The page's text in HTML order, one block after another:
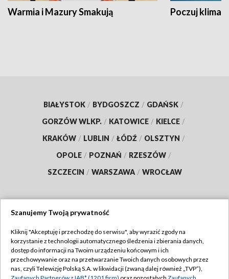
Warmia i Mazury Smakują Poczuj klimat
BIAŁYSTOK / BYDGOSZCZ / GDAŃSK /
GORZÓW WLKP. / KATOWICE / KIELCE /
KRAKÓW / LUBLIN / ŁÓDŹ / OLSZTYN /
OPOLE / POZNAŃ / RZESZÓW /
SZCZECIN / WARSZAWA / WROCŁAW
TVP
Abonament TVP
Emisja w TVP
Regulamin TVP
Szanujemy Twoją prywatność
Kliknij "Akceptuję i przechodzę do serwisu", aby wyrazić zgody na
korzystanie z technologii automatycznego śledzenia i zbierania danych,
dostęp do informacji na Twoim urządzeniu końcowym i ich
przechowywanie oraz na przetwarzanie Twoich danych osobowych przez
nas, czyli Telewizję Polską S.A. w likwidacji (zwaną dalej również „TVP”),